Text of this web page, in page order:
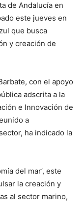
de Andalucía en
este jueves en
que busca
y creación de
con el apoyo
adscrita a la
e Innovación de
a
ha indicado la
del mar’, este
la creación y
al sector marino,